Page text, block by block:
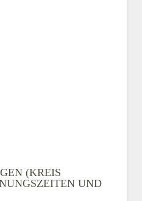
(KREIS
UND